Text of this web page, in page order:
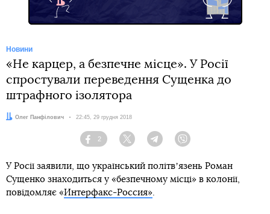
Новини
«Не карцер, а безпечне місце». У Росії
спростували переведення Сущенка до
штрафного ізолятора
Автор:
Олег Панфілович Дата:
22:45, 29 грудня 2018
Facebook
2
Twitter TelegramViber
У Росії заявили, що український політвʼязень Роман
Сущенко знаходиться у «безпечному місці» в колонії,
повідомляє «Интерфакс-Россия».